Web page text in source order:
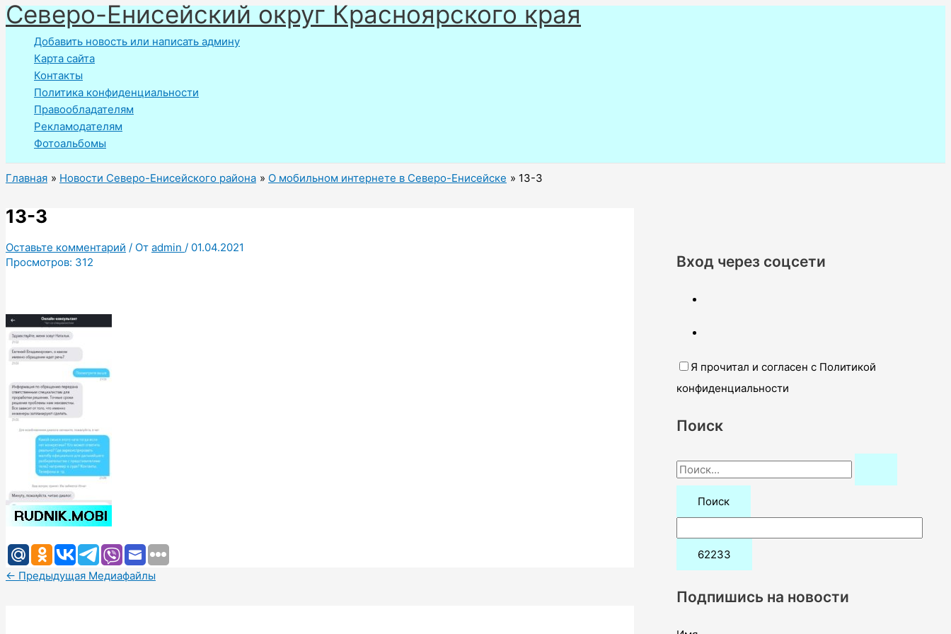
Перейти
к
содержимому
Северо-Енисейский округ Красноярского края
Добавить новость или написать админу
Карта сайта
Контакты
Политика конфиденциальности
Правообладателям
Рекламодателям
Фотоальбомы
Главная Новости Северо-Енисейского района О мобильном интернете в Северо-Енисейске 13-3
13-3
Оставьте комментарий / От admin / 01.04.2021
Просмотров: 312
← Предыдущая Медиафайлы
Вход через соцсети
Я прочитал и согласен с Политикой
конфиденциальности
Поиск
П
о
:
Подпишись на новости